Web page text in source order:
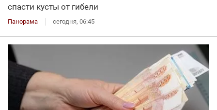
спасти кусты от гибели
Панорама сегодня, 06:45